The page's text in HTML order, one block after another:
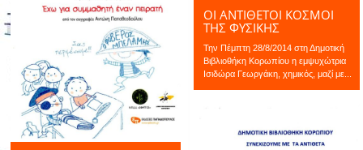
ΟΙ ΑΝΤΙΘΕΤΟΙ ΚΟΣΜΟΙ
ΤΗΣ ΦΥΣΙΚΗΣ
Την Πέμπτη 28/8/2014 στη Δημοτική
Βιβλιοθήκη Κορωπίου η εμψυχώτρια
Ισιδώρα Γεωργάκη, χημικός, μαζί με...